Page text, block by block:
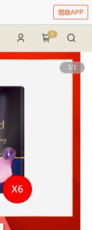
開啟APP
0
1/1